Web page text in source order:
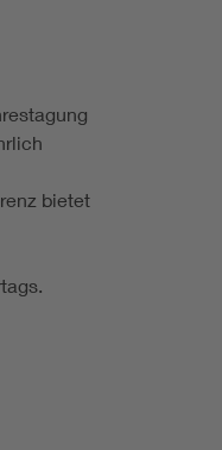
bietet